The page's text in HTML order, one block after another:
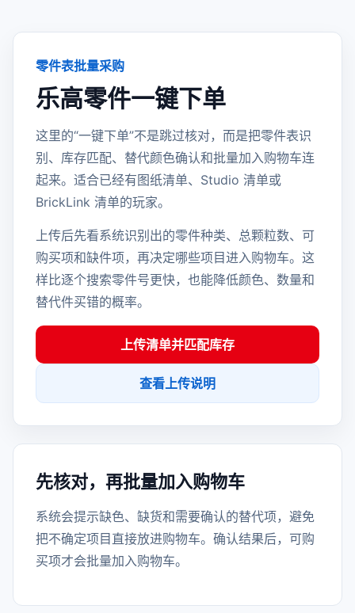
零件表批量采购
乐高零件一键下单
这里的“一键下单”不是跳过核对，而是把零件表识
别、库存匹配、替代颜色确认和批量加入购物车连
起来。适合已经有图纸清单、Studio 清单或
BrickLink 清单的玩家。
上传后先看系统识别出的零件种类、总颗粒数、可
购买项和缺件项，再决定哪些项目进入购物车。这
样比逐个搜索零件号更快，也能降低颜色、数量和
替代件买错的概率。
上传清单并匹配库存
查看上传说明
先核对，再批量加入购物车
系统会提示缺色、缺货和需要确认的替代项，避免
把不确定项目直接放进购物车。确认结果后，可购
买项才会批量加入购物车。